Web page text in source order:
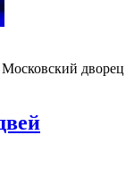
Московский дворец